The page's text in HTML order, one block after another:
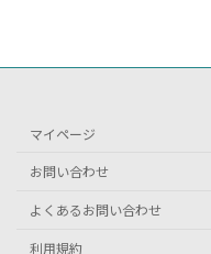
マイページ
お問い合わせ
よくあるお問い合わせ
利用規約